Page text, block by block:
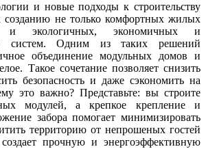
и новые подходы к строительству
созданию не только комфортных жилых
и экологичных, экономичных и
систем. Одним из таких решений
объединение модульных домов и
Такое сочетание позволяет снизить
безопасность и даже сэкономить на
это важно? Представьте: вы строите
модулей, а крепкое крепление и
забора помогает минимизировать
территорию от непрошеных гостей
прочную и энергоэффективную